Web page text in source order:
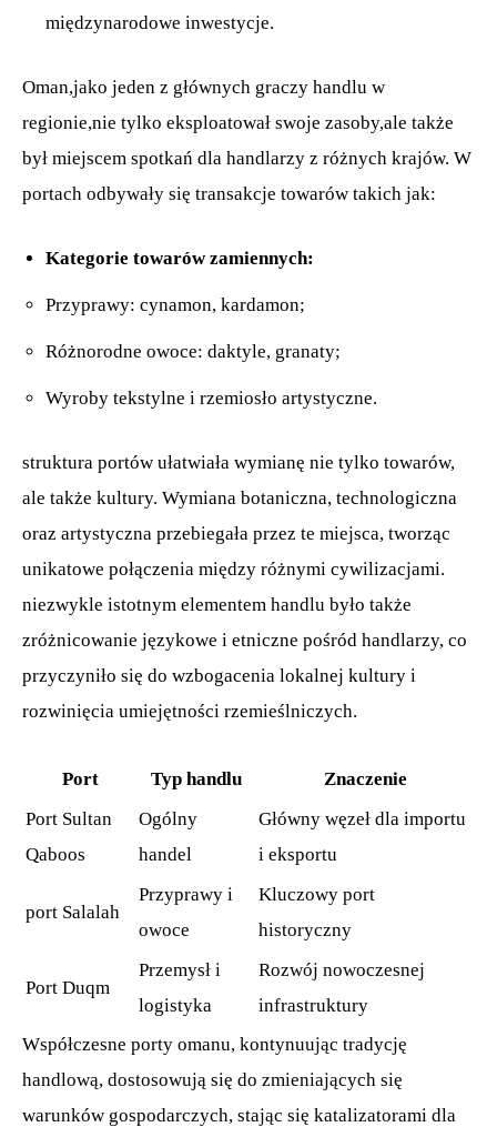
międzynarodowe inwestycje.
Oman,jako jeden z głównych graczy handlu w
regionie,nie tylko eksploatował swoje zasoby,ale także
był miejscem spotkań dla handlarzy z różnych krajów. W
portach odbywały się transakcje towarów takich jak:
Kategorie towarów zamiennych:
Przyprawy: cynamon, kardamon;
Różnorodne owoce: daktyle, granaty;
Wyroby tekstylne i rzemiosło artystyczne.
struktura portów ułatwiała wymianę nie tylko towarów,
ale także kultury. Wymiana botaniczna, technologiczna
oraz artystyczna przebiegała przez te miejsca, tworząc
unikatowe połączenia między różnymi cywilizacjami.
niezwykle istotnym elementem handlu było także
zróżnicowanie językowe i etniczne pośród handlarzy, co
przyczyniło się do wzbogacenia lokalnej kultury i
rozwinięcia umiejętności rzemieślniczych.
Port Typ handlu
Znaczenie
Port Sultan
Qaboos
Ogólny
handel
Główny węzeł dla importu
i eksportu
port Salalah
Przyprawy i
owoce
Kluczowy port
historyczny
Port Duqm
Przemysł i
logistyka
Rozwój nowoczesnej
infrastruktury
Współczesne porty omanu, kontynuując tradycję
handlową, dostosowują się do zmieniających się
warunków gospodarczych, stając się katalizatorami dla